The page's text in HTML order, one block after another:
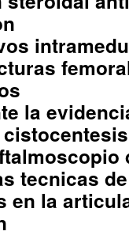
la
tecnicas
en la